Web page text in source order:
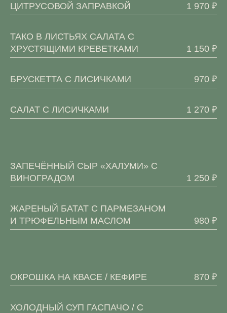
ЦИТРУСОВОЙ ЗАПРАВКОЙ
1 970 ₽
ТАКО В ЛИСТЬЯХ САЛАТА С
ХРУСТЯЩИМИ КРЕВЕТКАМИ
1 150 ₽
БРУСКЕТТА С ЛИСИЧКАМИ 970 ₽
САЛАТ С ЛИСИЧКАМИ 1 270 ₽
ЗАПЕЧЁННЫЙ СЫР «ХАЛУМИ» С
ВИНОГРАДОМ
1 250 ₽
ЖАРЕНЫЙ БАТАТ С ПАРМЕЗАНОМ
И ТРЮФЕЛЬНЫМ МАСЛОМ
980 ₽
ОКРОШКА НА КВАСЕ / КЕФИРЕ 870 ₽
ХОЛОДНЫЙ СУП ГАСПАЧО / С